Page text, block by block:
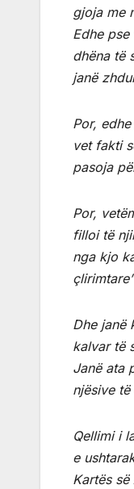
gjoja me
Edhe
dhëna të
janë
Por,
vet fakti
pasoja
Por,
filloi të
nga kjo
Dhe janë
kalvar të
Janë ata
njësive
Qellimi i
e
Kartës